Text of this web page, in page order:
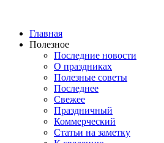
Главная
Полезное
Последние новости
О праздниках
Полезные советы
Последнее
Свежее
Праздничный
Коммерческий
Статьи на заметку